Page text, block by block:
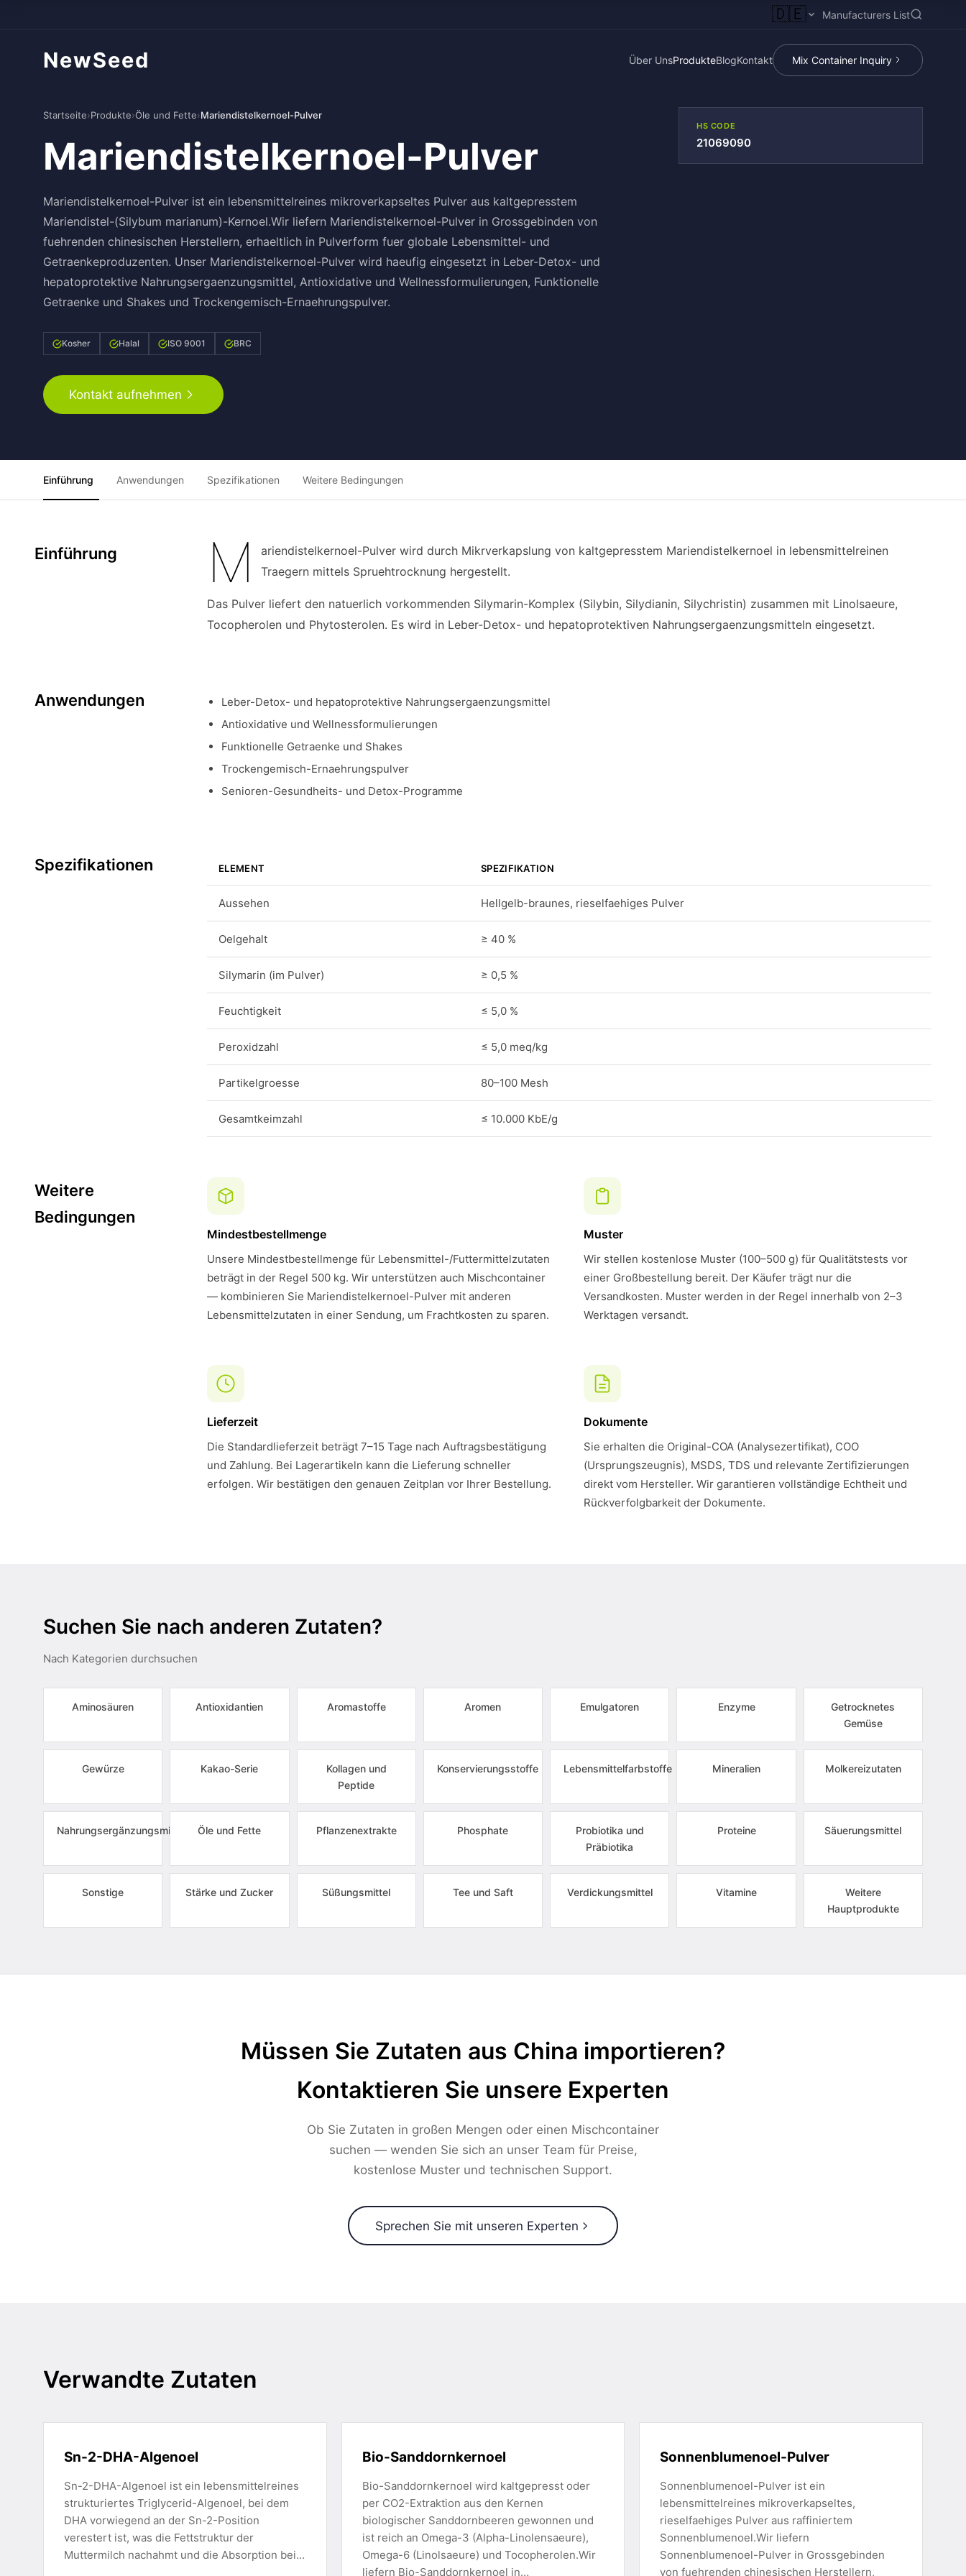
🇩🇪 Manufacturers List
NewSeed Über UnsProdukteBlogKontakt Mix Container Inquiry
Startseite›Produkte›Öle und Fette›Mariendistelkernoel-Pulver
Mariendistelkernoel-Pulver
Mariendistelkernoel-Pulver ist ein lebensmittelreines mikroverkapseltes Pulver aus kaltgepresstem
Mariendistel-(Silybum marianum)-Kernoel.Wir liefern Mariendistelkernoel-Pulver in Grossgebinden von
fuehrenden chinesischen Herstellern, erhaeltlich in Pulverform fuer globale Lebensmittel- und
Getraenkeproduzenten. Unser Mariendistelkernoel-Pulver wird haeufig eingesetzt in Leber-Detox- und
hepatoprotektive Nahrungsergaenzungsmittel, Antioxidative und Wellnessformulierungen, Funktionelle
Getraenke und Shakes und Trockengemisch-Ernaehrungspulver.
Kosher Halal ISO 9001 BRC
Kontakt aufnehmen
HS CODE
21069090
Einführung Anwendungen Spezifikationen Weitere Bedingungen
Einführung M
ariendistelkernoel-Pulver wird durch Mikrverkapslung von kaltgepresstem Mariendistelkernoel in lebensmittelreinen
Traegern mittels Spruehtrocknung hergestellt.
Das Pulver liefert den natuerlich vorkommenden Silymarin-Komplex (Silybin, Silydianin, Silychristin) zusammen mit Linolsaeure,
Tocopherolen und Phytosterolen. Es wird in Leber-Detox- und hepatoprotektiven Nahrungsergaenzungsmitteln eingesetzt.
Anwendungen
Leber-Detox- und hepatoprotektive Nahrungsergaenzungsmittel
Antioxidative und Wellnessformulierungen
Funktionelle Getraenke und Shakes
Trockengemisch-Ernaehrungspulver
Senioren-Gesundheits- und Detox-Programme
Spezifikationen ELEMENT SPEZIFIKATION
Aussehen Hellgelb-braunes, rieselfaehiges Pulver
Oelgehalt ≥ 40 %
Silymarin (im Pulver) ≥ 0,5 %
Feuchtigkeit ≤ 5,0 %
Peroxidzahl ≤ 5,0 meq/kg
Partikelgroesse 80–100 Mesh
Gesamtkeimzahl ≤ 10.000 KbE/g
Weitere
Bedingungen
Mindestbestellmenge
Unsere Mindestbestellmenge für Lebensmittel-/Futtermittelzutaten
beträgt in der Regel 500 kg. Wir unterstützen auch Mischcontainer
— kombinieren Sie Mariendistelkernoel-Pulver mit anderen
Lebensmittelzutaten in einer Sendung, um Frachtkosten zu sparen.
Muster
Wir stellen kostenlose Muster (100–500 g) für Qualitätstests vor
einer Großbestellung bereit. Der Käufer trägt nur die
Versandkosten. Muster werden in der Regel innerhalb von 2–3
Werktagen versandt.
Lieferzeit
Die Standardlieferzeit beträgt 7–15 Tage nach Auftragsbestätigung
und Zahlung. Bei Lagerartikeln kann die Lieferung schneller
erfolgen. Wir bestätigen den genauen Zeitplan vor Ihrer Bestellung.
Dokumente
Sie erhalten die Original-COA (Analysezertifikat), COO
(Ursprungszeugnis), MSDS, TDS und relevante Zertifizierungen
direkt vom Hersteller. Wir garantieren vollständige Echtheit und
Rückverfolgbarkeit der Dokumente.
Suchen Sie nach anderen Zutaten?
Nach Kategorien durchsuchen
Aminosäuren Antioxidantien Aromastoffe Aromen Emulgatoren Enzyme
Getrocknetes
Gemüse
Gewürze Kakao-Serie
Kollagen und
Peptide
Konservierungsstoffe Lebensmittelfarbstoffe Mineralien Molkereizutaten
Nahrungsergänzungsmittel Öle und Fette Pflanzenextrakte Phosphate
Probiotika und
Präbiotika
Proteine Säuerungsmittel
Sonstige Stärke und Zucker Süßungsmittel Tee und Saft Verdickungsmittel Vitamine
Weitere
Hauptprodukte
Müssen Sie Zutaten aus China importieren?
Kontaktieren Sie unsere Experten
Ob Sie Zutaten in großen Mengen oder einen Mischcontainer
suchen — wenden Sie sich an unser Team für Preise,
kostenlose Muster und technischen Support.
Sprechen Sie mit unseren Experten
Verwandte Zutaten
Sn-2-DHA-Algenoel
Sn-2-DHA-Algenoel ist ein lebensmittelreines
strukturiertes Triglycerid-Algenoel, bei dem
DHA vorwiegend an der Sn-2-Position
verestert ist, was die Fettstruktur der
Muttermilch nachahmt und die Absorption bei…
Bio-Sanddornkernoel
Bio-Sanddornkernoel wird kaltgepresst oder
per CO2-Extraktion aus den Kernen
biologischer Sanddornbeeren gewonnen und
ist reich an Omega-3 (Alpha-Linolensaeure),
Omega-6 (Linolsaeure) und Tocopherolen.Wir
liefern Bio-Sanddornkernoel in…
Sonnenblumenoel-Pulver
Sonnenblumenoel-Pulver ist ein
lebensmittelreines mikroverkapseltes,
rieselfaehiges Pulver aus raffiniertem
Sonnenblumenoel.Wir liefern
Sonnenblumenoel-Pulver in Grossgebinden
von fuehrenden chinesischen Herstellern,